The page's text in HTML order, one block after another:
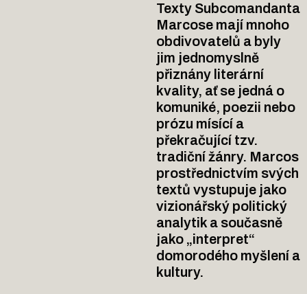
Texty Subcomandanta
Marcose mají mnoho
obdivovatelů a byly
jim jednomyslně
přiznány literární
kvality, ať se jedná o
komuniké, poezii nebo
prózu mísící a
překračující tzv.
tradiční žánry. Marcos
prostřednictvím svých
textů vystupuje jako
vizionářský politický
analytik a současně
jako „interpret“
domorodého myšlení a
kultury.